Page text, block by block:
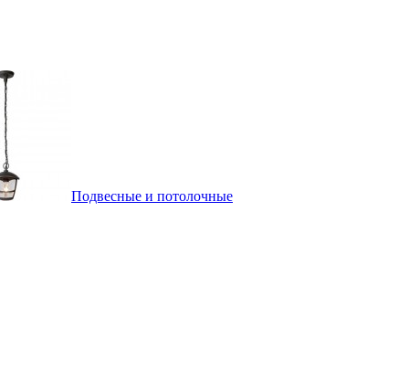
Подвесные и потолочные